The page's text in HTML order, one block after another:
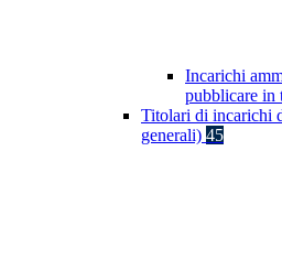
Incarichi
pubblicare in
Titolari di incarichi
generali) 45